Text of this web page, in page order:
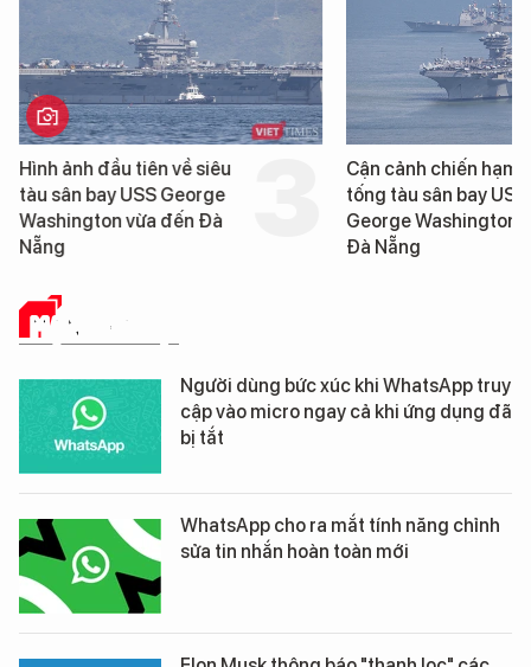
Hình ảnh đầu tiên về siêu
tàu sân bay USS George
Washington vừa đến Đà
Nẵng
Cận cảnh chiến hạm
tống tàu sân bay USS
George Washington
Đà Nẵng
MẠNG XÃ HỘI
Người dùng bức xúc khi WhatsApp truy
cập vào micro ngay cả khi ứng dụng đã
bị tắt
WhatsApp cho ra mắt tính năng chỉnh
sửa tin nhắn hoàn toàn mới